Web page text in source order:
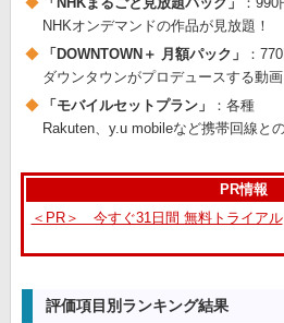
NHKオンデマンドの作品が見放題！
「DOWNTOWN＋ 月額パック」
：
ダウンタウンがプロデュースする動
「モバイルセットプラン」
：各種
Rakuten、y.u mobileなど携帯回線と
PR情報
＜PR＞ 今すぐ31日間 無料トライアル
評価項目別ランキング結果